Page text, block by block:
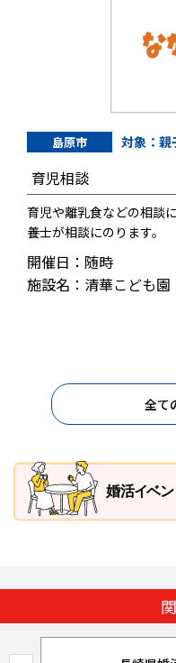
島原市 対象：親
育児相談
育児や離乳食などの相談
養士が相談にのります。
開催日：随時
施設名：清華こども園
全て